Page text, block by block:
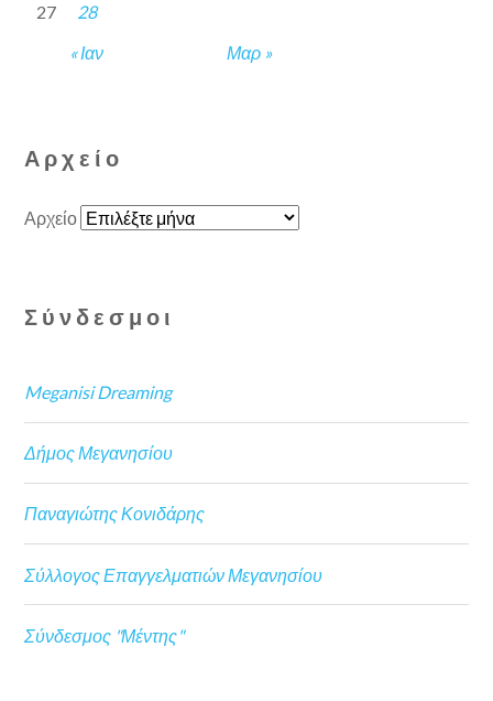
« Ιαν Μαρ »
27
28
Αρχείο
Αρχείο
Σύνδεσμοι
Meganisi Dreaming
Δήμος Μεγανησίου
Παναγιώτης Κονιδάρης
Σύλλογος Επαγγελματιών Μεγανησίου
Σύνδεσμος "Μέντης"